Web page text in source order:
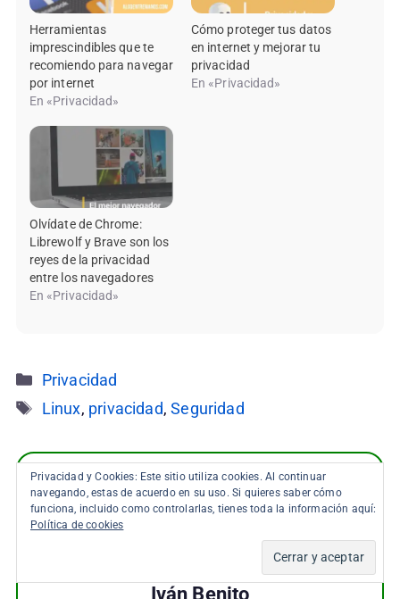
Herramientas
imprescindibles que te
recomiendo para navegar
por internet
En «Privacidad»
Cómo proteger tus datos
en internet y mejorar tu
privacidad
En «Privacidad»
Olvídate de Chrome:
Librewolf y Brave son los
reyes de la privacidad
entre los navegadores
En «Privacidad»
Categorías
Privacidad
Etiquetas
Linux, privacidad,Seguridad
Iván Benito
Privacidad y Cookies: Este sitio utiliza cookies. Al continuar
navegando, estas de acuerdo en su uso. Si quieres saber cómo
funciona, incluido como controlarlas, tienes toda la información aquí:
Política de cookies